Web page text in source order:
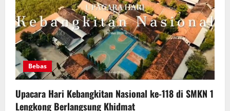
Bebas
Upacara Hari Kebangkitan Nasional ke-118 di SMKN 1
Lengkong Berlangsung Khidmat